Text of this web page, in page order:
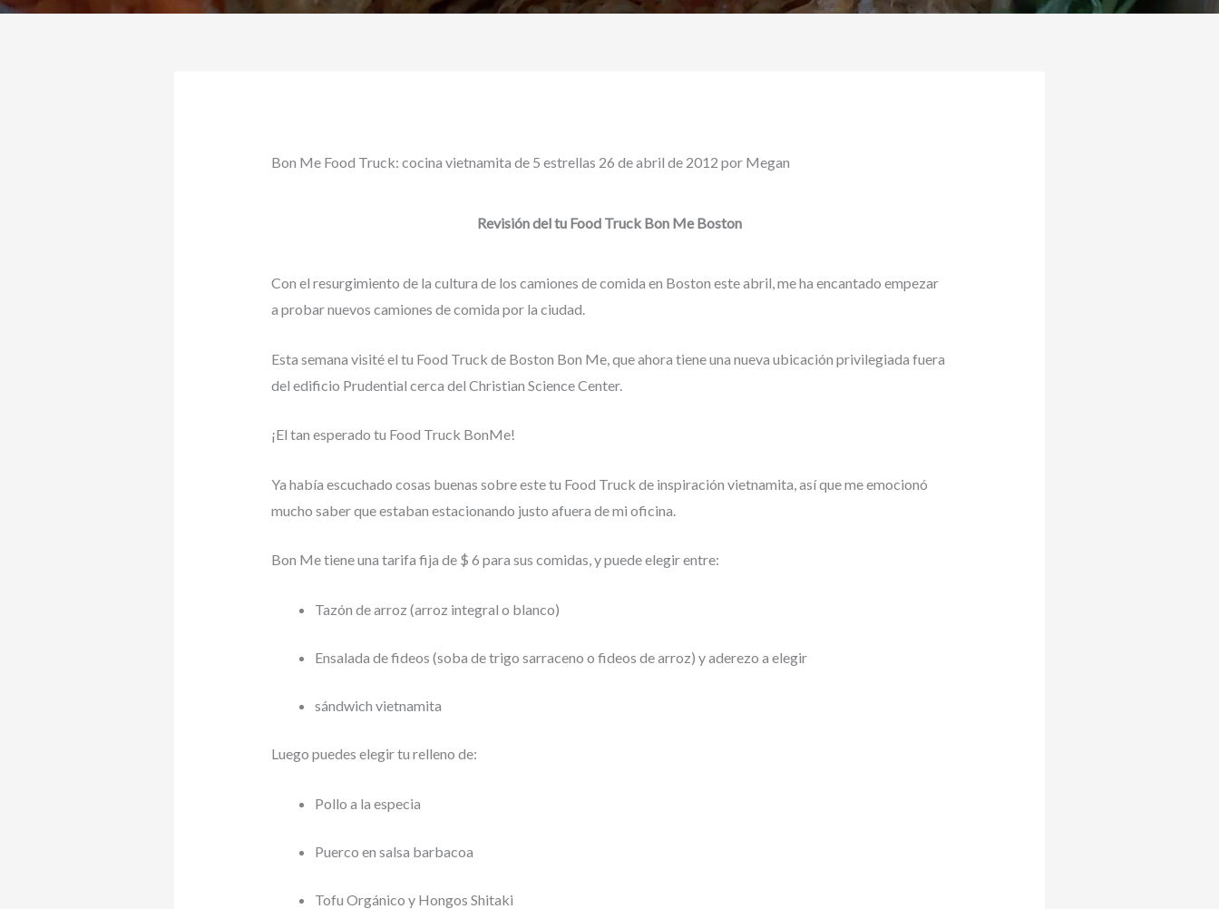
Bon Me Food Truck: cocina vietnamita de 5 estrellas 26 de abril de 2012 por Megan
Revisión del tu Food Truck Bon Me Boston
Con el resurgimiento de la cultura de los camiones de comida en Boston este abril, me ha encantado empezar
a probar nuevos camiones de comida por la ciudad.
Esta semana visité el tu Food Truck de Boston Bon Me, que ahora tiene una nueva ubicación privilegiada fuera
del edificio Prudential cerca del Christian Science Center.
¡El tan esperado tu Food Truck BonMe!
Ya había escuchado cosas buenas sobre este tu Food Truck de inspiración vietnamita, así que me emocionó
mucho saber que estaban estacionando justo afuera de mi oficina.
Bon Me tiene una tarifa fija de $ 6 para sus comidas, y puede elegir entre:
Tazón de arroz (arroz integral o blanco)
Ensalada de fideos (soba de trigo sarraceno o fideos de arroz) y aderezo a elegir
sándwich vietnamita
Luego puedes elegir tu relleno de:
Pollo a la especia
Puerco en salsa barbacoa
Tofu Orgánico y Hongos Shitaki